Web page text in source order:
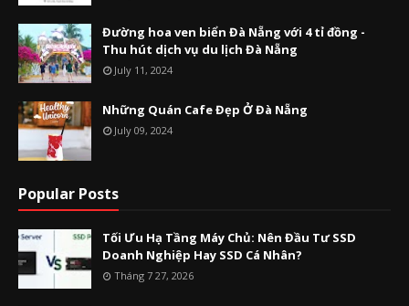
Đường hoa ven biển Đà Nẵng với 4 tỉ đồng -
Thu hút dịch vụ du lịch Đà Nẵng
July 11, 2024
Những Quán Cafe Đẹp Ở Đà Nẵng
July 09, 2024
Popular Posts
Tối Ưu Hạ Tầng Máy Chủ: Nên Đầu Tư SSD
Doanh Nghiệp Hay SSD Cá Nhân?
Tháng 7 27, 2026